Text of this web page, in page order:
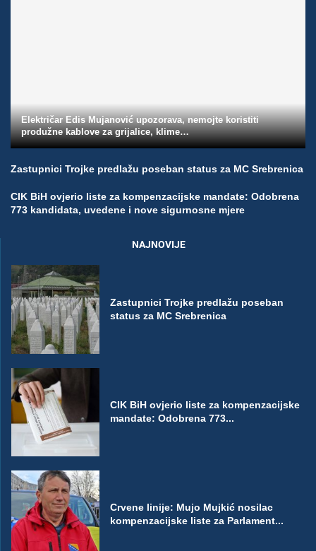
Električar Edis Mujanović upozorava, nemojte koristiti
produžne kablove za grijalice, klime…
Zastupnici Trojke predlažu poseban status za MC Srebrenica
CIK BiH ovjerio liste za kompenzacijske mandate: Odobrena
773 kandidata, uvedene i nove sigurnosne mjere
NAJNOVIJE
Zastupnici Trojke predlažu poseban
status za MC Srebrenica
CIK BiH ovjerio liste za kompenzacijske
mandate: Odobrena 773...
Crvene linije: Mujo Mujkić nosilac
kompenzacijske liste za Parlament...